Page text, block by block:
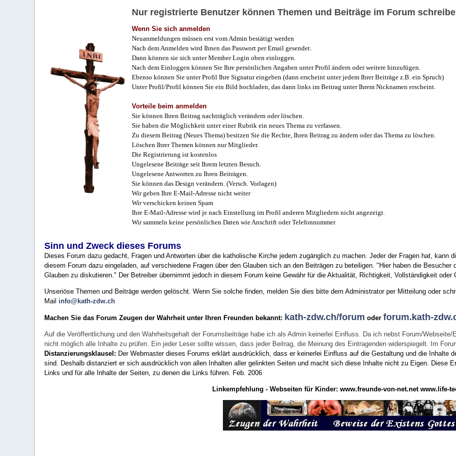
Nur registrierte Benutzer können Themen und Beiträge im Forum
Wenn Sie sich anmelden
Neuanmeldungen müssen erst vom Admin bestätigt werden
Nach dem Anmelden wird Ihnen das Passwort per Email gesendet.
Dann können sie sich unter Member Login oben einloggen.
Nach dem Einloggen können Sie Ihre persönlichen Angaben unter Profil ändern oder weitere hinzufügen.
Ebenso können Sie unter Profil Ihre Signatur eingeben (dann erscheint unter jedem Ihrer Beiträge z.B. ein Spruch)
Unter Profil/Profil können Sie ein Bild hochladen, das dann links im Beitrag unter Ihrem Nicknamen erscheint.
Vorteile beim anmelden
Sie können Ihren Beitrag nachträglich verändern oder löschen.
Sie haben die Möglichkeit unter einer Rubrik ein neues Thema zu verfassen.
Zu diesem Beitrag (Neues Thema) besitzen Sie die Rechte, Ihren Beitrag zu ändern oder das Thema zu löschen.
Löschen Ihrer Themen können nur Mitglieder.
Die Registrierung ist kostenlos
Ungelesene Beiträge seit Ihrem letzten Besuch.
Ungelesene Antworten zu Ihren Beiträgen.
Sie können das Design verändern. (Versch. Vorlagen)
Wir geben Ihre E-Mail-Adresse nicht weiter
Wir verschicken keinen Spam
Ihre E-Mail-Adresse wird je nach Einstellung im Profil anderen Mitgliedern nicht angezeigt.
Wir sammeln keine persönlichen Daten wie Anschrift oder Telefonnummer
Sinn und Zweck dieses Forums
Dieses Forum dazu gedacht, Fragen und Antworten über die katholische Kirche jedem zugänglich zu machen. Jeder der Fragen hat, kann
diesem Forum dazu eingeladen, auf verschiedene Fragen über den Glauben sich an den Beiträgen zu beteiligen. "Hier haben die
Glauben zu diskutieren." Der Betreiber übernimmt jedoch in diesem Forum keine Gewähr für die Aktualität, Richtigkeit, Vollständigkeit
Unseriöse Themen und Beiträge werden gelöscht. Wenn Sie solche finden, melden Sie dies bitte dem Administrator per Mitteilung oder
Mail info@kath-zdw.ch
Machen Sie das Forum Zeugen der Wahrheit unter Ihren Freunden bekannt: kath-zdw.ch/forum oderforum.kath-
Auf die Veröffentlichung und den Wahrheitsgehalt der Forumsbeiträge habe ich als Admin keinerlei Einfluss. Da ich nebst Forum/
nicht möglich alle Inhalte zu prüfen. Ein jeder Leser sollte wissen, dass jeder Beitrag, die Meinung des Eintragenden widerspiegelt. Im
Distanzierungsklausel: Der Webmaster dieses Forums erklärt ausdrücklich, dass er keinerlei Einfluss auf die Gestaltung und die Inhalte
sind. Deshalb distanziert er sich ausdrücklich von allen Inhalten aller gelinkten Seiten und macht sich diese Inhalte nicht zu Eigen.
Diese
Links und für alle Inhalte der Seiten, zu denen die Links führen.
Feb. 2006
Linkempfehlung - Webseiten für Kinder: www.freunde-von-net.net www.life-